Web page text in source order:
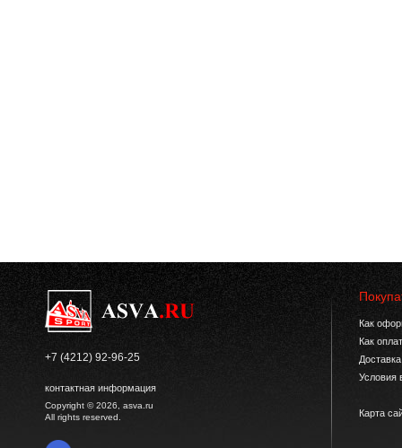
+7 (4212) 92-96-25
контактная информация
Copyright © 2026, asva.ru
All rights reserved.
Как
Как
Условия
Карта